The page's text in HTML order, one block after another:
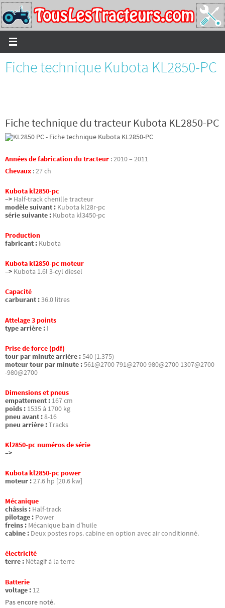
Passer
vers
le
contenu
Fiche technique Kubota KL2850-PC
Fiche technique du tracteur Kubota KL2850-PC
Années de fabrication du tracteur :2010 – 2011
Chevaux :27 ch
Kubota kl2850-pc
–> Half-track chenille tracteur
modèle suivant : Kubota kl28r-pc
série suivante : Kubota kl3450-pc
Production
fabricant : Kubota
Kubota kl2850-pc moteur
–> Kubota 1.6l 3-cyl diesel
Capacité
carburant :36.0 litres
Attelage 3 points
type arrière : I
Prise de force (pdf)
tour par minute arrière :540 (1.375)
moteur tour par minute :561@2700 791@2700 980@2700 1307@2700
-980@2700
Dimensions et pneus
empattement : 167 cm
poids : 1535 à 1700 kg
pneu avant :8-16
pneu arrière :Tracks
Kl2850-pc numéros de série
–>
Kubota kl2850-pc power
moteur :27.6 hp [20.6 kw]
Mécanique
châssis : Half-track
pilotage : Power
freins : Mécanique bain d’huile
cabine : Deux postes rops. cabine en option avec air conditionné.
électricité
terre : Nétagif à la terre
Batterie
voltage : 12
Pas encore noté.